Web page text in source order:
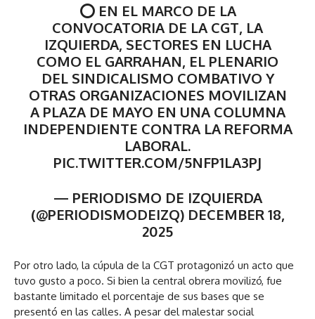
⭕ EN EL MARCO DE LA
CONVOCATORIA DE LA CGT, LA
IZQUIERDA, SECTORES EN LUCHA
COMO EL GARRAHAN, EL PLENARIO
DEL SINDICALISMO COMBATIVO Y
OTRAS ORGANIZACIONES MOVILIZAN
A PLAZA DE MAYO EN UNA COLUMNA
INDEPENDIENTE CONTRA LA REFORMA
LABORAL.
PIC.TWITTER.COM/5NFP1LA3PJ
— PERIODISMO DE IZQUIERDA
(@PERIODISMODEIZQ) DECEMBER 18,
2025
Por otro lado, la cúpula de la CGT protagonizó un acto que
tuvo gusto a poco. Si bien la central obrera movilizó, fue
bastante limitado el porcentaje de sus bases que se
presentó en las calles. A pesar del malestar social